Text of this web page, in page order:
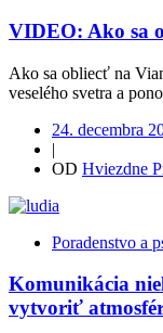
VIDEO: Ako sa
Ako sa obliecť na
veselého svetra a
24. decembra
|
OD Hviezdne
Poradenstvo a
Komunikácia
vytvoriť